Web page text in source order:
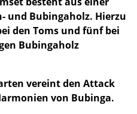
und Bubingaholz. Hierzu
den Toms und fünf bei
Bubingaholz
vereint den Attack
von Bubinga.